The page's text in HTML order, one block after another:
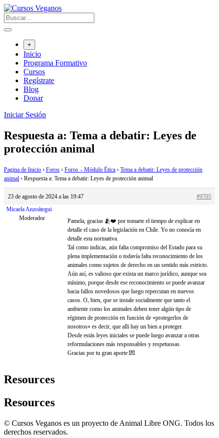
Saltar
al
contenido
+
Inicio
Programa Formativo
Cursos
Regístrate
Blog
Donar
Iniciar Sesión
Respuesta a: Tema a debatir: Leyes de
protección animal
Pagina de Inicio › Foros › Foros – Módulo Ética › Tema a debatir: Leyes de protección
animal › Respuesta a: Tema a debatir: Leyes de protección animal
23 de agosto de 2024 a las 19:47
#9705
Micaela Anzoátegui
Moderador
Pamela, gracias 🫂❤️ por tomarte el tiempo de explicar en
detalle el caso de la legislación en Chile. Yo no conocía en
detalle esta normativa.
Tal como indicas, aún falta compromiso del Estado para su
plena implementación o todavía falta reconocimiento de los
animales como sujetos de derecho en un sentido más estricto.
Aún así, es valioso que exista un marco jurídico, aunque sea
mínimo, porque desde ese reconocimiento se puede avanzar
hacia fallos novedosos que luego repercutan en nuevos
casos. O, bien, que se instale socialmente que tanto el
ambiente como los animales deben tener algún tipo de
régimen de protección en función de «protegerlos de
nosotros» es decir, que alli hay un bien a proteger.
Desde estás leyes iniciales se puede luego avanzar a otras
reformulaciones más responsables y respetuosas.
Gracias por tu gran aporte 💌
Resources
Resources
© Cursos Veganos es un proyecto de Animal Libre ONG. Todos los
derechos reservados.